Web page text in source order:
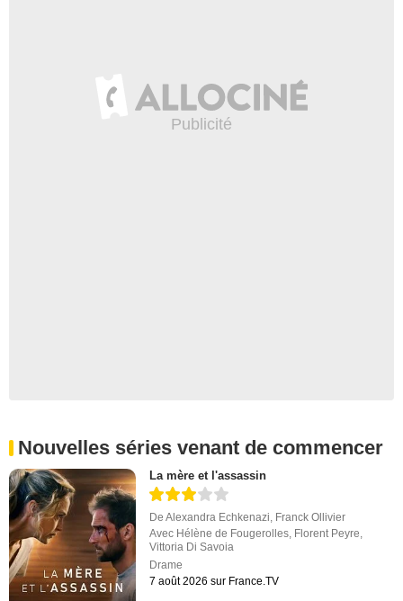
Nouvelles séries venant de commencer
La mère et l'assassin
DeAlexandra Echkenazi, Franck Ollivier
Avec Hélène de Fougerolles, Florent Peyre,
Vittoria Di Savoia
Drame
7 août 2026 sur France.TV